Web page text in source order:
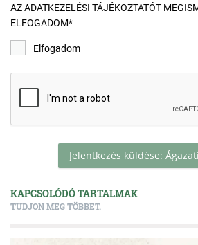
AZ ADATKEZELÉSI TÁJÉKOZTATÓT
ELFOGADOM*
Elfogadom
Jelentkezés küldése:
KAPCSOLÓDÓ TARTALMAK
TUDJON MEG TÖBBET.